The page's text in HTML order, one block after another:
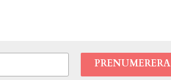
PRENUMERERA